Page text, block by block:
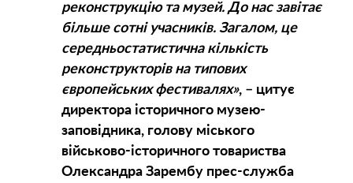
реконструкцію та музей. До нас завітає
більше сотні учасників. Загалом, це
середньостатистична кількість
реконструкторів на типових
європейських фестивалях», – цитує
директора історичного музею-
заповідника, голову міського
військово-історичного товариства
Олександра Зарембу прес-служба